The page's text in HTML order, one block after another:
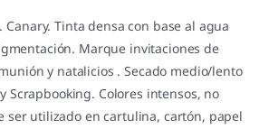
Canary. Tinta densa con base al agua
Marque invitaciones de
y natalicios . Secado medio/lento
Scrapbooking. Colores intensos, no
ser utilizado en cartulina, cartón, papel